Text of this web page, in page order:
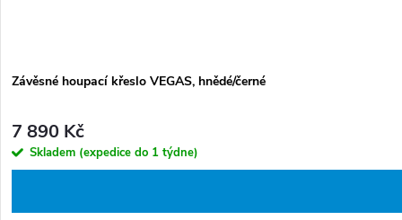
Závěsné houpací křeslo VEGAS, hnědé/černé
7 890 Kč
Skladem (expedice do 1 týdne)